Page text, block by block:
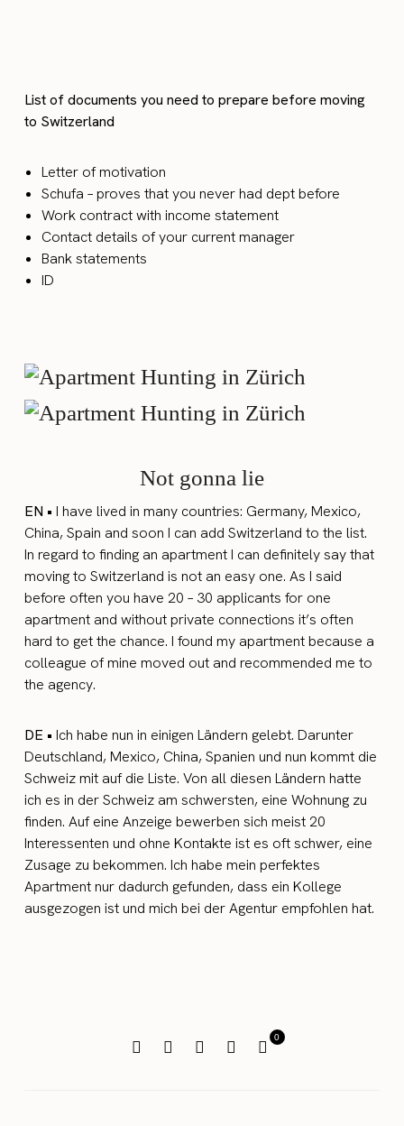
List of documents you need to prepare before moving
to Switzerland
Letter of motivation
Schufa – proves that you never had dept before
Work contract with income statement
Contact details of your current manager
Bank statements
ID
Not gonna lie
EN •I have lived in many countries: Germany, Mexico,
China, Spain and soon I can add Switzerland to the list.
In regard to finding an apartment I can definitely say that
moving to Switzerland is not an easy one. As I said
before often you have 20 – 30 applicants for one
apartment and without private connections it’s often
hard to get the chance. I found my apartment because a
colleague of mine moved out and recommended me to
the agency.
DE • Ich habe nun in einigen Ländern gelebt. Darunter
Deutschland, Mexico, China, Spanien und nun kommt die
Schweiz mit auf die Liste. Von all diesen Ländern hatte
ich es in der Schweiz am schwersten, eine Wohnung zu
finden. Auf eine Anzeige bewerben sich meist 20
Interessenten und ohne Kontakte ist es oft schwer, eine
Zusage zu bekommen. Ich habe mein perfektes
Apartment nur dadurch gefunden, dass ein Kollege
ausgezogen ist und mich bei der Agentur empfohlen hat.
0